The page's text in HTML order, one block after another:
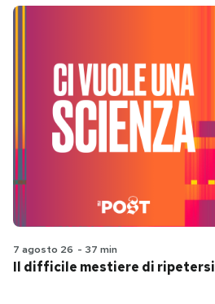
7 agosto 26 - 37 min
Il difficile mestiere di ripetersi